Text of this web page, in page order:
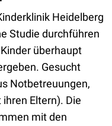
Heidelberg
Studie durchführen
überhaupt
Gesucht
Notbetreuungen,
Eltern). Die
mit den